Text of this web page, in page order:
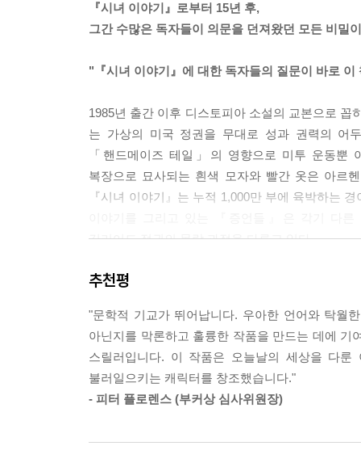
『시녀 이야기』로부터 15년 후,
그간 수많은 독자들이 의문을 던져왔던 모든 비밀
"『시녀 이야기』에 대한 독자들의 질문이 바로
1985년 출간 이후 디스토피아 소설의 교본으로
는 가상의 미국 정권을 무대로 성과 권력의 어
「핸드메이즈 테일」의 영향으로 미투 운동뿐
복장으로 묘사되는 흰색 모자와 빨간 옷은 아르
『시녀 이야기』는 누적 1,000만 부에 육박하는
길리어드 정권의 몰락 과정을 다루고 있다.
오랫동안 후속작을 기다려온 독자들의 관심과
매4초마다 책이 팔릴 정도로 큰 인기를 끌어, [
문학상인 부커상을 수상하였는데, 이는 마거릿
[데일리 텔레그래프], [이브닝 스탠다드], [선데이
책으로 선정되었다.
추천평
"문학적 기교가 뛰어납니다. 우아한 언어와 탁월
아닌지를 막론하고 훌륭한 작품을 만드는 데에
스릴러입니다. 이 작품은 오늘날의 세상을 다
불러일으키는 캐릭터를 창조했습니다."
- 피터 플로렌스 (부커상 심사위원장)